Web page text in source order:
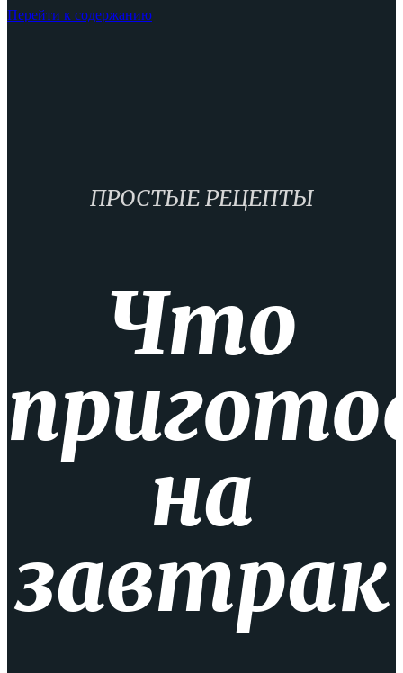
Перейти к содержанию
ПРОСТЫЕ РЕЦЕПТЫ
Что
на
завтрак